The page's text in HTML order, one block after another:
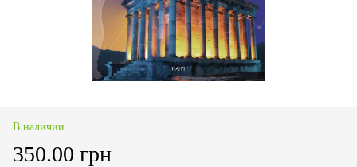
В наличии
350.00 грн